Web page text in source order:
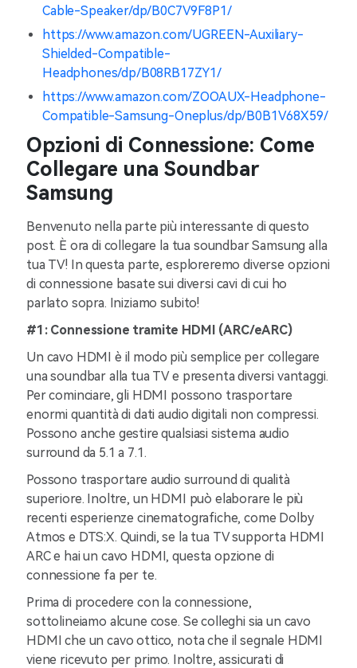
Cable-Speaker/dp/B0C7V9F8P1/
https://www.amazon.com/UGREEN-Auxiliary-
Shielded-Compatible-
Headphones/dp/B08RB17ZY1/
https://www.amazon.com/ZOOAUX-Headphone-
Compatible-Samsung-Oneplus/dp/B0B1V68X59/
Opzioni di Connessione: Come
Collegare una Soundbar
Samsung
Benvenuto nella parte più interessante di questo
post. È ora di collegare la tua soundbar Samsung alla
tua TV! In questa parte, esploreremo diverse opzioni
di connessione basate sui diversi cavi di cui ho
parlato sopra. Iniziamo subito!
#1: Connessione tramite HDMI (ARC/eARC)
Un cavo HDMI è il modo più semplice per collegare
una soundbar alla tua TV e presenta diversi vantaggi.
Per cominciare, gli HDMI possono trasportare
enormi quantità di dati audio digitali non compressi.
Possono anche gestire qualsiasi sistema audio
surround da 5.1 a 7.1.
Possono trasportare audio surround di qualità
superiore. Inoltre, un HDMI può elaborare le più
recenti esperienze cinematografiche, come Dolby
Atmos e DTS:X. Quindi, se la tua TV supporta HDMI
ARC e hai un cavo HDMI, questa opzione di
connessione fa per te.
Prima di procedere con la connessione,
sottolineiamo alcune cose. Se colleghi sia un cavo
HDMI che un cavo ottico, nota che il segnale HDMI
viene ricevuto per primo. Inoltre, assicurati di